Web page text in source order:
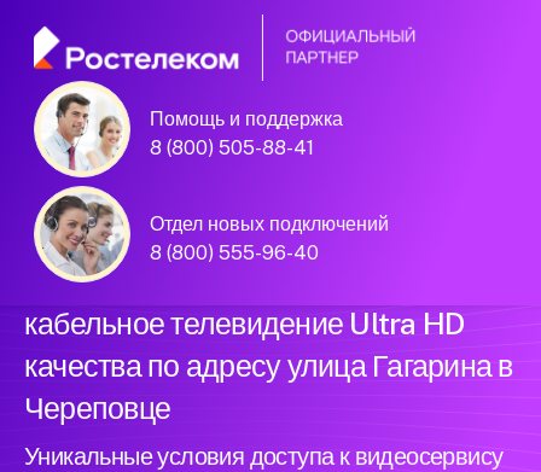
Помощь и поддержка
8 (800) 505-88-41
Отдел новых подключений
8 (800) 555-96-40
Официальный
партнер Ростелеком
Подключили новый интернет и
кабельное телевидение Ultra HD
качества по адресу улица Гагарина в
Череповце
Уникальные условия доступа к видеосервису